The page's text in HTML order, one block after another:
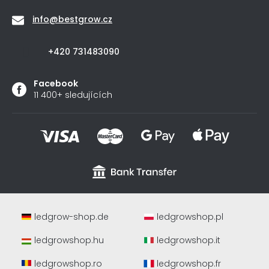
info@bestgrow.cz
+420 731483090
Facebook
11 400+ sledujících
ledgrow-shop.de
ledgrowshop.pl
ledgrowshop.hu
ledgrowshop.it
ledgrowshop.ro
ledgrowshop.fr